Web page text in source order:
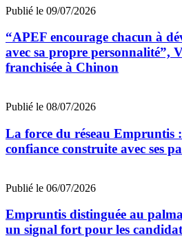
Publié le 09/07/2026
“APEF encourage chacun à
avec sa propre personnalité”,
franchisée à Chinon
Publié le 08/07/2026
La force du réseau Empruntis
confiance construite avec ses
Publié le 06/07/2026
Empruntis distinguée au
un signal fort pour les